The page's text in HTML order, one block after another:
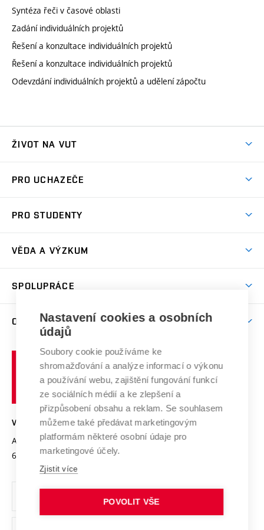
Syntéza řeči v časové oblasti
Zadání individuálních projektů
Řešení a konzultace individuálních projektů
Řešení a konzultace individuálních projektů
Odevzdání individuálních projektů a udělení zápočtu
ŽIVOT NA VUT
Koleje
Sport na VUT
Brno
PRO UCHAZEČE
Dny otevřených dveří
Celoživotní vzdělávání
E-přihláška
PRO STUDENTY
Harmonogram akademického roku
Závěrečné práce
Doktorské studium
Zpracování osobních údajů studentů
Sociální bezpečí
Studium bez bariér
Podpora podnikání
VĚDA A VÝZKUM
Mezinárodní vědecká rada
Systém zajišťování kvality výzkumu
Výzkumné infrastruktury
Transfer znalostí
Open Science
Projekty
Projekty ze strukturálních fondů
Specifický výzkum
SPOLUPRÁCE
Zahraniční spolupráce
Spolupráce se školami
Služby univerzity
Mezinárodní dohody
Univerzitní sítě
O UNIVERZITĚ
Profil univerzity
Udržitelná univerzita
Podnikavá univerzita / ContriBUTe
Bezpečná univerzita
Vyznamenání
Organizační struktura
Ochrana osobních údajů
učení
technické
VYSOKÉ UČENÍ TECHNICKÉ V BRNĚ
Antonínská 548/1
602 00 Brno
www.vut.cz
vut@vutbr.cz
Nastavení cookies a osobních
údajů
Soubory cookie používáme ke
shromažďování a analýze informací o výkonu
a používání webu, zajištění fungování funkcí
ze sociálních médií a ke zlepšení a
přizpůsobení obsahu a reklam. Se souhlasem
můžeme také předávat marketingovým
platformám některé osobní údaje pro
marketingové účely.
Zjistit více
POVOLIT VŠE